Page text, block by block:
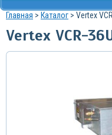
Главная > Каталог > Vertex
Vertex VCR-